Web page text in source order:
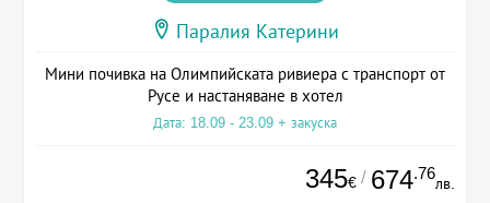
Паралия Катерини
Мини почивка на Олимпийската ривиера с транспорт от
Русе и настаняване в хотел
Дата: 18.09 - 23.09 + закуска
345€ / 674.76
лв.